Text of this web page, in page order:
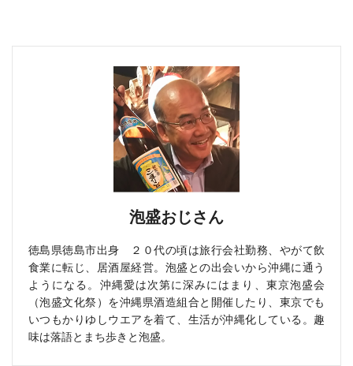
泡盛おじさん
徳島県徳島市出身 ２０代の頃は旅行会社勤務、やがて飲
食業に転じ、居酒屋経営。泡盛との出会いから沖縄に通う
ようになる。沖縄愛は次第に深みにはまり、東京泡盛会
（泡盛文化祭）を沖縄県酒造組合と開催したり、東京でも
いつもかりゆしウエアを着て、生活が沖縄化している。趣
味は落語とまち歩きと泡盛。